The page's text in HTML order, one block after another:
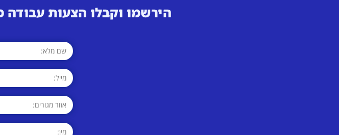
הירשמו וקבלו הצעות עבודה